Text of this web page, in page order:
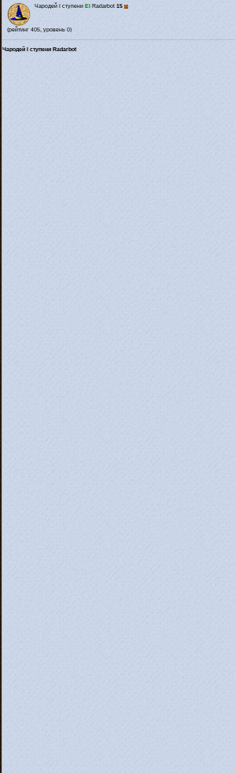
Чародей I ступени El Radarbot 15
(рейтинг 405, уровень 0)
Чародей I ступени Radarbot